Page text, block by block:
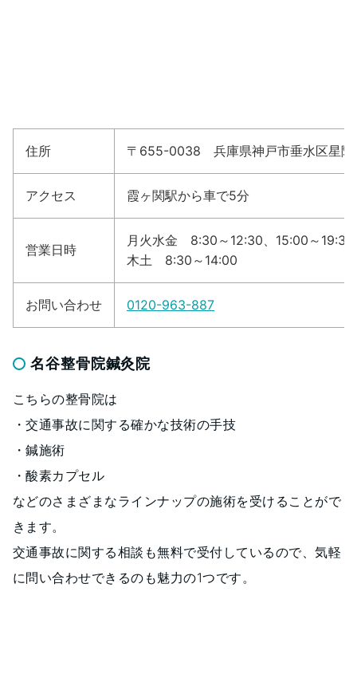
住所 〒655-0038 兵庫県神戸市垂水区星陵
アクセス 霞ヶ関駅から車で5分
営業日時
月火水金 8:30～12:30、15:00～19:30
木土 8:30～14:00
お問い合わせ 0120-963-887
名谷整骨院鍼灸院
こちらの整骨院は
・交通事故に関する確かな技術の手技
・鍼施術
・酸素カプセル
などのさまざまなラインナップの施術を受けることがで
きます。
交通事故に関する相談も無料で受付しているので、気軽
に問い合わせできるのも魅力の1つです。